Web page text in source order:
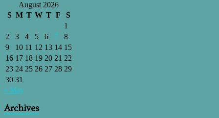
August 2026
S M T W T F
S
1
2
3 4 5 6 7
8
9
10 11 12 13 14 15
16 17 18 19 20 21 22
23 24 25 26 27 28 29
30 31
« May
Archives